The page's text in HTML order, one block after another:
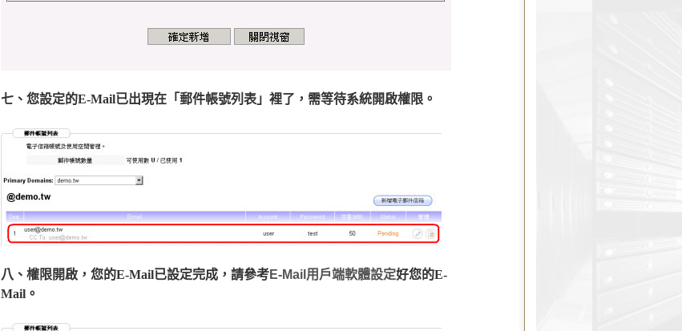
七、您設定的E-Mail已出現在「郵件帳號列表」裡了，需等待系統開啟權限。
八、權限開啟，您的E-Mail已設定完成，請參考E-Mail用戶端軟體設定好您的E-
Mail。